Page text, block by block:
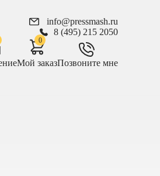
info@pressmash.ru
8 (495) 215 2050
0
Мой заказПозвоните мне